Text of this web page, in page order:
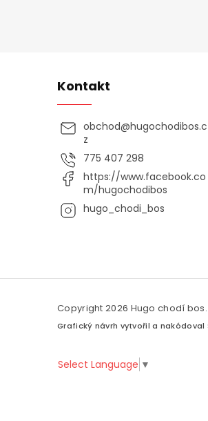
Kontakt
obchod@hugochodibos.c
z
775 407 298
https://www.facebook.co
m/hugochodibos
hugo_chodi_bos
Copyright 2026 Hugo chodí bos
Grafický návrh vytvořil a nakódoval
Select Language ▼